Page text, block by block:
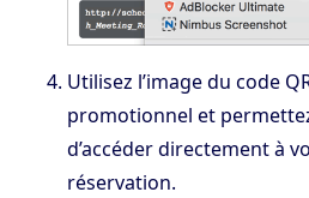
Utilisez l’image du code
promotionnel et
d’accéder directement à
réservation.